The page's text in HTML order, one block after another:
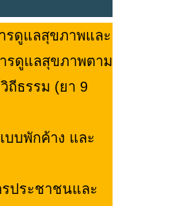
รดูแลสุขภาพและ
รดูแลสุขภาพตาม
ถีธรรม (ยา 9
บพักค้าง และ
ประชาชนและ